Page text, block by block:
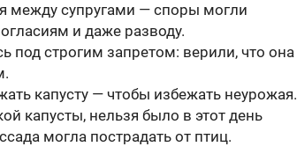
между супругами — споры могли
и даже разводу.
под строгим запретом: верили, что она
капусту — чтобы избежать неурожая.
капусты, нельзя было в этот день
могла пострадать от птиц.